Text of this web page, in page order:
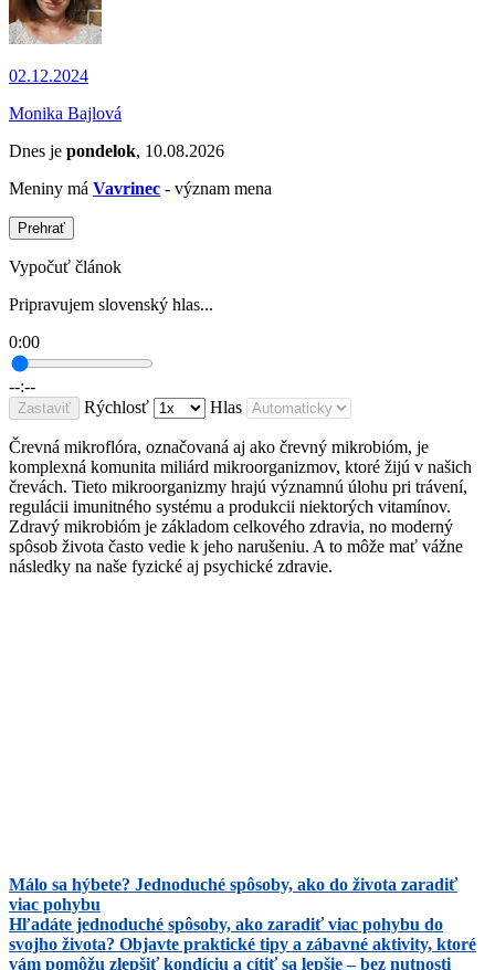
02.12.2024
Monika Bajlová
Dnes je pondelok, 10.08.2026
Meniny má Vavrinec - význam mena
Prehrať
Vypočuť článok
Pripravujem slovenský hlas...
0:00
--:--
Zastaviť Rýchlosť Hlas
Črevná mikroflóra, označovaná aj ako črevný mikrobióm, je
komplexná komunita miliárd mikroorganizmov, ktoré žijú v našich
črevách. Tieto mikroorganizmy hrajú významnú úlohu pri trávení,
regulácii imunitného systému a produkcii niektorých vitamínov.
Zdravý mikrobióm je základom celkového zdravia, no moderný
spôsob života často vedie k jeho narušeniu. A to môže mať vážne
následky na naše fyzické aj psychické zdravie.
Málo sa hýbete? Jednoduché spôsoby, ako do života zaradiť
viac pohybu
Hľadáte jednoduché spôsoby, ako zaradiť viac pohybu do
svojho života? Objavte praktické tipy a zábavné aktivity, ktoré
vám pomôžu zlepšiť kondíciu a cítiť sa lepšie – bez nutnosti